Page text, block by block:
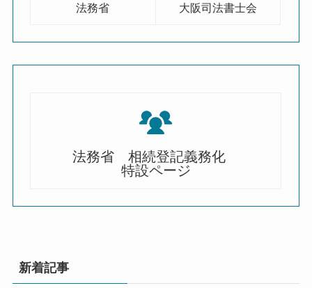
法務省 大阪司法書士会
法務省 相続登記義務化
特設ページ
新着記事